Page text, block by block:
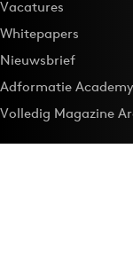
Vacatures
Whitepapers
Nieuwsbrief
Adformatie Academy
Volledig Magazine